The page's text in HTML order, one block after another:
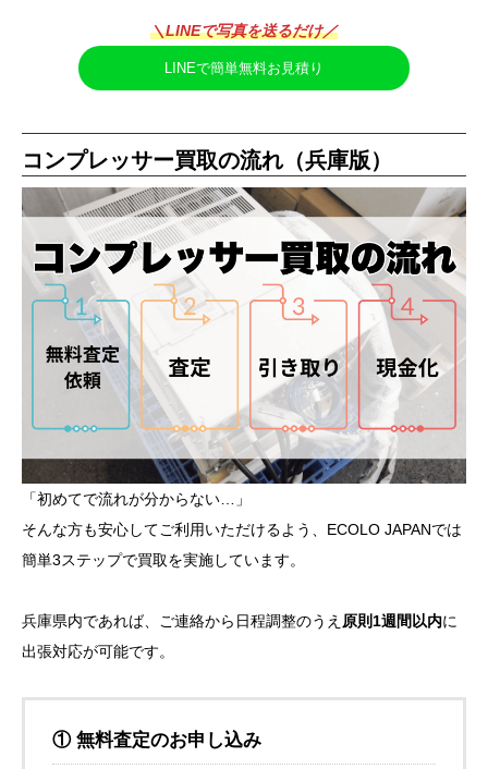
＼LINEで写真を送るだけ／
LINEで簡単無料お見積り
コンプレッサー買取の流れ（兵庫版）
「初めてで流れが分からない…」
そんな方も安心してご利用いただけるよう、ECOLO JAPANでは
簡単3ステップで買取を実施しています。
兵庫県内であれば、ご連絡から日程調整のうえ 原則1週間以内に
出張対応が可能です。
① 無料査定のお申し込み